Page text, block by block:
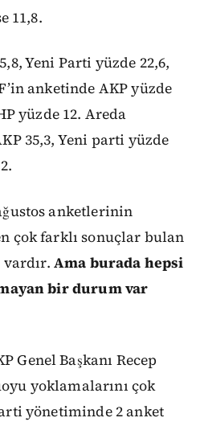
11,8.
Yeni Parti yüzde 22,6,
anketinde AKP yüzde
yüzde 12. Areda
35,3, Yeni parti yüzde
anketlerinin
çok farklı sonuçlar bulan
Ama burada hepsi
bir durum var
Genel Başkanı Recep
yoklamalarını çok
yönetiminde 2 anket